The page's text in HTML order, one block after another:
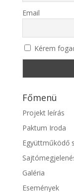
Email
Kérem
Főmenü
Projekt leírás
Paktum Iroda
Együttműködő
Galéria
Események